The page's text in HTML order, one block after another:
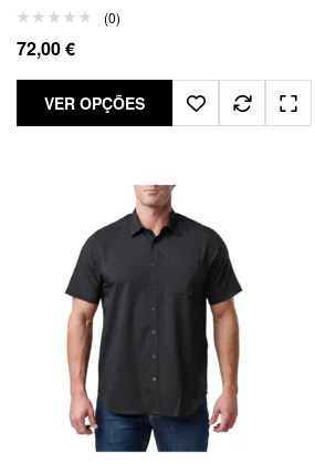
(0)
72,00€
VER OPÇÕES